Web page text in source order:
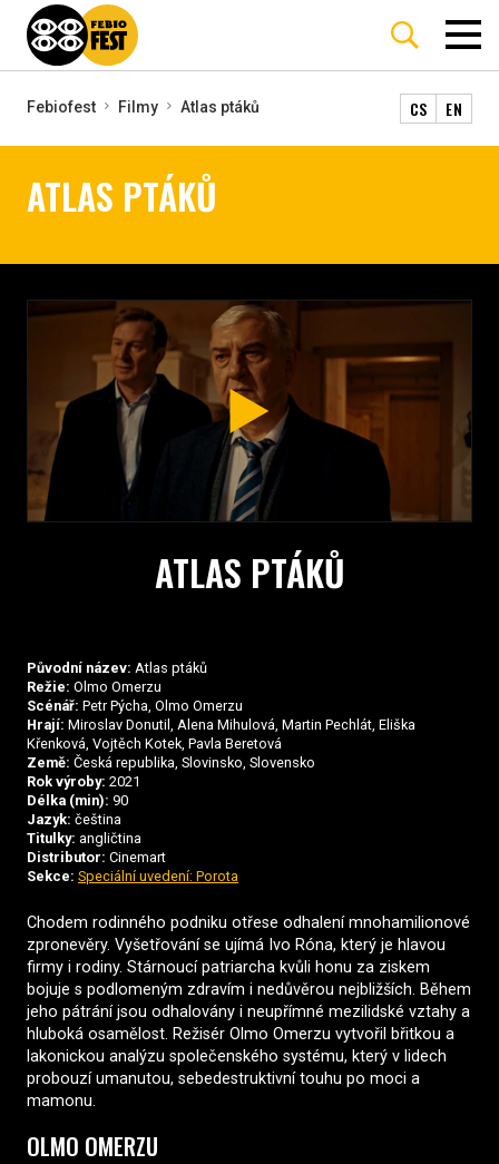
Febiofest Filmy Atlas ptáků CS EN
ATLAS PTÁKŮ
ATLAS PTÁKŮ
Původní název: Atlas ptáků
Režie: Olmo Omerzu
Scénář: Petr Pýcha, Olmo Omerzu
Hrají: Miroslav Donutil, Alena Mihulová, Martin Pechlát, Eliška
Křenková, Vojtěch Kotek, Pavla Beretová
Země: Česká republika, Slovinsko, Slovensko
Rok výroby: 2021
Délka (min): 90
Jazyk: čeština
Titulky: angličtina
Distributor: Cinemart
Sekce: Speciální uvedení: Porota
Chodem rodinného podniku otřese odhalení mnohamilionové
zpronevěry. Vyšetřování se ujímá Ivo Róna, který je hlavou
firmy i rodiny. Stárnoucí patriarcha kvůli honu za ziskem
bojuje s podlomeným zdravím i nedůvěrou nejbližších. Během
jeho pátrání jsou odhalovány i neupřímné mezilidské vztahy a
hluboká osamělost. Režisér Olmo Omerzu vytvořil břitkou a
lakonickou analýzu společenského systému, který v lidech
probouzí umanutou, sebedestruktivní touhu po moci a
mamonu.
OLMO OMERZU